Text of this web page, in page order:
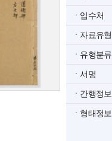
ㆍ입수처
ㆍ자료유형
ㆍ유형분류
ㆍ서명
ㆍ간행정보
ㆍ형태정보